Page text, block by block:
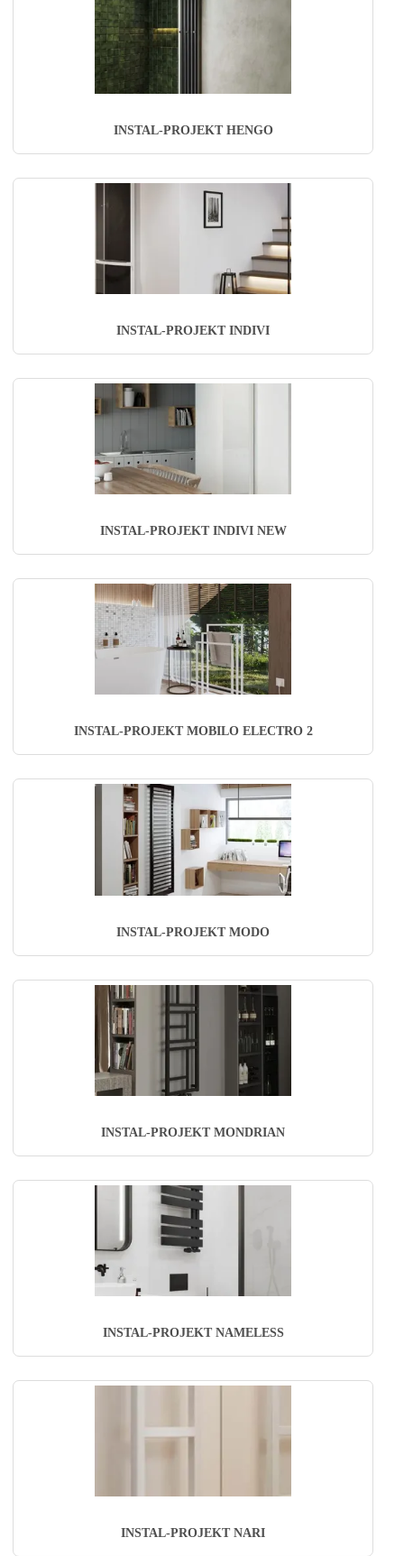
INSTAL-PROJEKT HENGO
INSTAL-PROJEKT INDIVI
INSTAL-PROJEKT INDIVI NEW
INSTAL-PROJEKT MOBILO ELECTRO 2
INSTAL-PROJEKT MODO
INSTAL-PROJEKT MONDRIAN
INSTAL-PROJEKT NAMELESS
INSTAL-PROJEKT NARI